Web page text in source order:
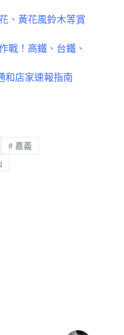
、黃花風鈴木等賞
戰！高鐵、台鐵、
和店家速報指南
# 嘉義